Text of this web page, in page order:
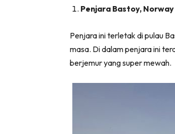
Penjara Bastoy, Norway
Penjara ini terletak di pulau
masa. Di dalam penjara ini
berjemur yang super mewah.